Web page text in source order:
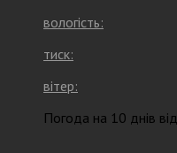
вологість:
тиск:
вітер:
Погода на 10 днів від